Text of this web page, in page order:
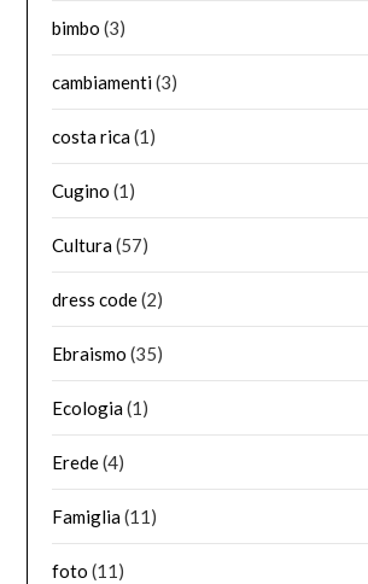
bimbo (3)
cambiamenti(3)
costa rica(1)
Cugino (1)
Cultura(57)
dress code(2)
Ebraismo (35)
Ecologia(1)
Erede(4)
Famiglia(11)
foto (11)